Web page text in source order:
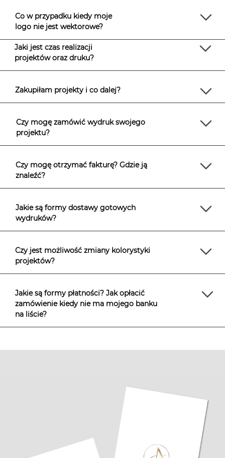
Co w przypadku kiedy moje
logo nie jest wektorowe?
Jaki jest czas realizacji
projektów oraz druku?
Zakupiłam projekty i co dalej?
Czy mogę zamówić wydruk swojego
projektu?
Czy mogę otrzymać fakturę? Gdzie ją
znaleźć?
Jakie są formy dostawy gotowych
wydruków?
Czy jest możliwość zmiany kolorystyki
projektów?
Jakie są formy płatności? Jak opłacić
zamówienie kiedy nie ma mojego banku
na liście?